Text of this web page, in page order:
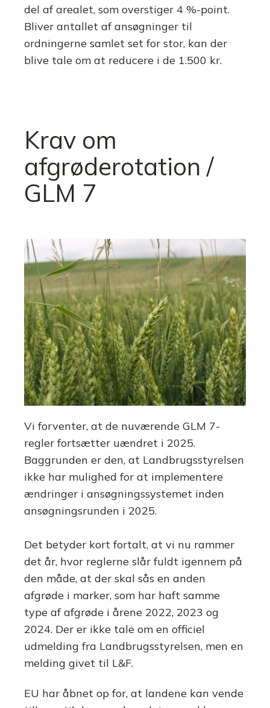
del af arealet, som overstiger 4 %-point.
Bliver antallet af ansøgninger til
ordningerne samlet set for stor, kan der
blive tale om at reducere i de 1.500 kr.
Krav om
afgrøderotation /
GLM 7
Vi forventer, at de nuværende GLM 7-
regler fortsætter uændret i 2025.
Baggrunden er den, at Landbrugsstyrelsen
ikke har mulighed for at implementere
ændringer i ansøgningssystemet inden
ansøgningsrunden i 2025.
Det betyder kort fortalt, at vi nu rammer
det år, hvor reglerne slår fuldt igennem på
den måde, at der skal sås en anden
afgrøde i marker, som har haft samme
type af afgrøde i årene 2022, 2023 og
2024. Der er ikke tale om en officiel
udmelding fra Landbrugsstyrelsen, men en
melding givet til L&F.
EU har åbnet op for, at landene kan vende